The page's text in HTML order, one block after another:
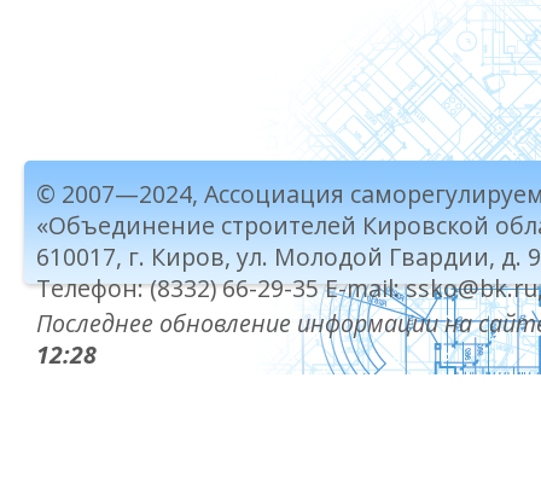
© 2007—2024, Ассоциация
«Объединение строителей Кировской
610017, г. Киров, ул. Молодой Гвардии, д.
Телефон: (8332) 66-29-35 E-mail:
Последнее обновление информации на
12:28